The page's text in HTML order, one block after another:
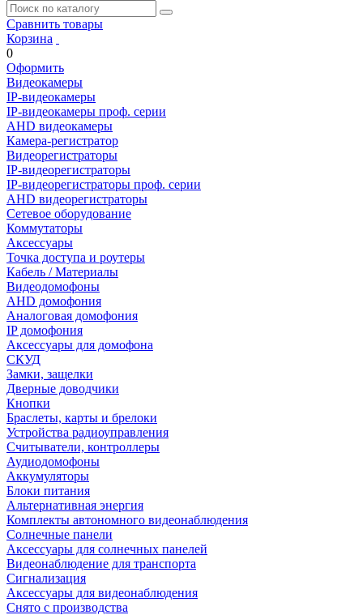
Сравнить товары
Корзина
0
Оформить
Видеокамеры
IP-видеокамеры
IP-видеокамеры проф. серии
AHD видеокамеры
Камера-регистратор
Видеорегистраторы
IP-видеорегистраторы
IP-видеорегистраторы проф. серии
AHD видеорегистраторы
Сетевое оборудование
Коммутаторы
Аксессуары
Точка доступа и роутеры
Кабель / Материалы
Видеодомофоны
AHD домофония
Аналоговая домофония
IP домофония
Аксессуары для домофона
СКУД
Замки, защелки
Дверные доводчики
Кнопки
Браслеты, карты и брелоки
Устройства радиоуправления
Считыватели, контроллеры
Аудиодомофоны
Аккумуляторы
Блоки питания
Альтернативная энергия
Комплекты автономного видеонаблюдения
Солнечные панели
Аксессуары для солнечных панелей
Видеонаблюдение для транспорта
Сигнализация
Аксессуары для видеонаблюдения
Снято с производства